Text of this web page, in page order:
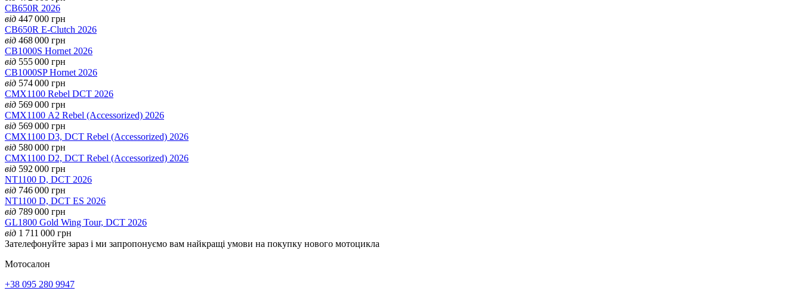
CB650R 2026
від 447 000 грн
CB650R E-Clutch 2026
від 468 000 грн
CB1000S Hornet 2026
від 555 000 грн
CB1000SP Hornet 2026
від 574 000 грн
CMX1100 Rebel DCT 2026
від 569 000 грн
CMX1100 А2 Rebel (Accessorized) 2026
від 569 000 грн
CMX1100 D3, DCT Rebel (Accessorized) 2026
від 580 000 грн
CMX1100 D2, DCT Rebel (Accessorized) 2026
від 592 000 грн
NT1100 D, DCT 2026
від 746 000 грн
NT1100 D, DCT ES 2026
від 789 000 грн
GL1800 Gold Wing Tour, DCT 2026
від 1 711 000 грн
Зателефонуйте зараз і ми запропонуємо вам найкращі умови на покупку нового мотоцикла
Мотосалон
+38 095 280 9947